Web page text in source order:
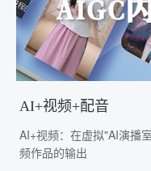
AI+视频+配音
AI+视频：在虚拟"AI演播
频作品的输出